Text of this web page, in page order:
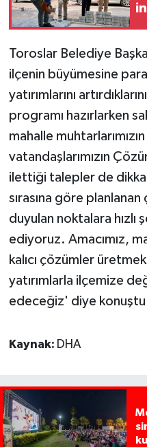
Toroslar Belediye
ilçenin büyümesine
yatırımlarını
programı hazırlarken
mahalle
vatandaşlarımızın
ilettiği talepler de
sırasına göre
duyulan noktalara hızlı
ediyoruz. Amacımız,
kalıcı çözümler
yatırımlarla ilçemize
edeceğiz' diye
Kaynak: DHA